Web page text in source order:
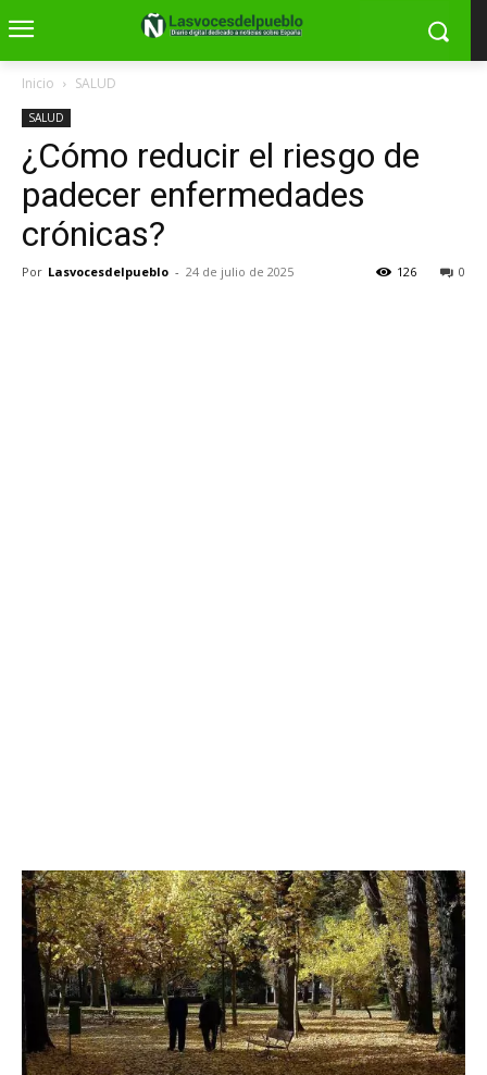
Inicio SALUD
SALUD
¿Cómo reducir el riesgo de
padecer enfermedades
crónicas?
Por Lasvocesdelpueblo - 24 de julio de 2025 0
126